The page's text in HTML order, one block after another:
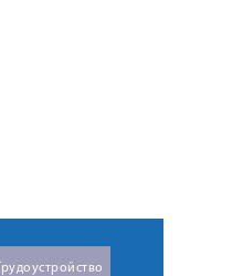
Трудоустройство